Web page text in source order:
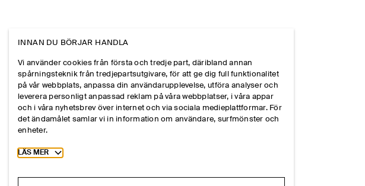
INNAN DU BÖRJAR HANDLA
Vi använder cookies från första och tredje part, däribland annan
spårningsteknik från tredjepartsutgivare, för att ge dig full funktionalitet
på vår webbplats, anpassa din användarupplevelse, utföra analyser och
leverera personligt anpassad reklam på våra webbplatser, i våra appar
och i våra nyhetsbrev över internet och via sociala medieplattformar. För
det ändamålet samlar vi in information om användare, surfmönster och
enheter.
Toggle more cookie information
LÄS MER